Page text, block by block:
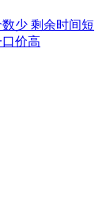
数少 剩余时间短
价高